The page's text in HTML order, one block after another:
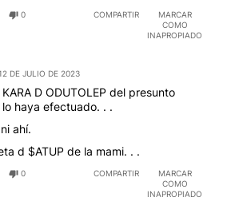
0 COMPARTIR
MARCAR
COMO
INAPROPIADO
DE JULIO DE 2023
D ODUTOLEP del presunto
haya efectuado. . .
ahí.
d $ATUP de la mami. . .
0 COMPARTIR
MARCAR
COMO
INAPROPIADO